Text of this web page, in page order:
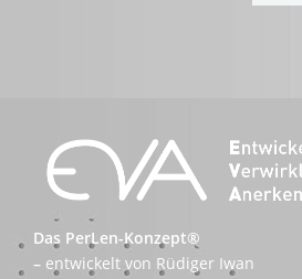
Das PerLen-Konzept®
– entwickelt von Rüdiger Iwan